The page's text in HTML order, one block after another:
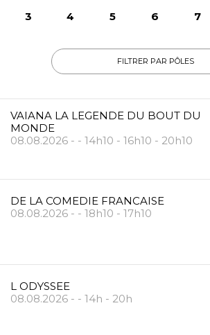
3 4 5 6 7
FILTRER PAR PÔLES
VAIANA LA LEGENDE DU BOUT DU
MONDE
08.08.2026 - - 14h10 - 16h10 - 20h10
DE LA COMEDIE FRANCAISE
08.08.2026 - - 18h10 - 17h10
L ODYSSEE
08.08.2026 - - 14h - 20h